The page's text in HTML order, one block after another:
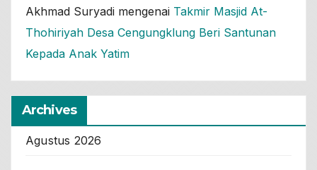
Akhmad Suryadi mengenai Takmir Masjid At-
Thohiriyah Desa Cengungklung Beri Santunan
Kepada Anak Yatim
Archives
Agustus 2026